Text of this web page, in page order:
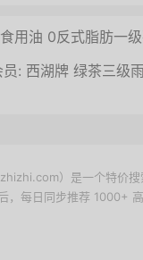
用油 0反式脂肪一
员: 西湖牌 绿茶三级
）是一个特价
，每日同步推荐 1000+